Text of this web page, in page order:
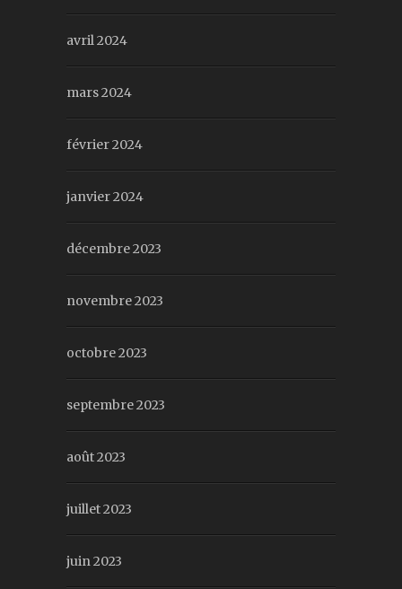
avril 2024
mars 2024
février 2024
janvier 2024
décembre 2023
novembre 2023
octobre 2023
septembre 2023
août 2023
juillet 2023
juin 2023